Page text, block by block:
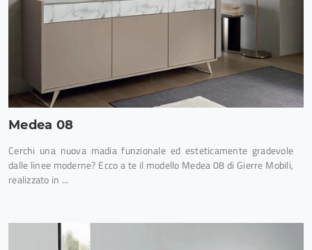
Medea 08
Cerchi una nuova madia funzionale ed esteticamente gradevole
dalle linee moderne? Ecco a te il modello Medea 08 di Gierre Mobili,
realizzato in ...